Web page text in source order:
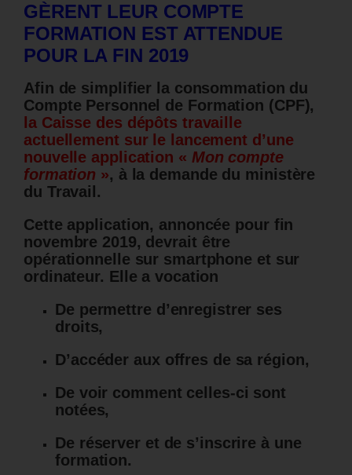
GÈRENT LEUR COMPTE
FORMATION EST ATTENDUE
POUR LA FIN 2019
Afin de simplifier la consommation du
Compte Personnel de Formation (CPF),
la Caisse des dépôts travaille
actuellement sur le lancement d’une
nouvelle application « Mon compte
formation », à la demande du ministère
du Travail.
Cette application, annoncée pour fin
novembre 2019, devrait être
opérationnelle sur smartphone et sur
ordinateur. Elle a vocation
De permettre d’enregistrer ses
droits,
D’accéder aux offres de sa région,
De voir comment celles-ci sont
notées,
De réserver et de s’inscrire à une
formation.